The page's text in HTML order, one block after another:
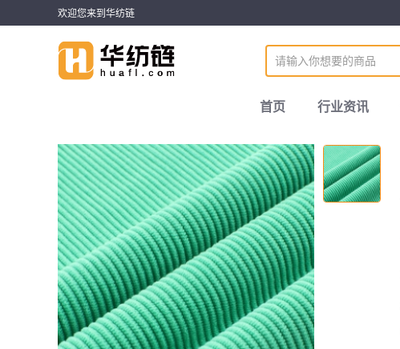
欢迎您来到华纺链
首页 行业资讯